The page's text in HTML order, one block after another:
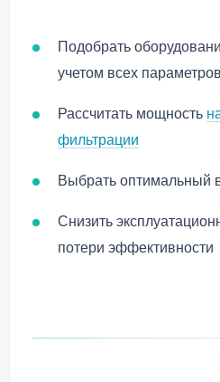
Подобрать
учетом всех параметров
Рассчитать мощность
фильтрации
Выбрать оптимальный
Снизить
потери эффективности